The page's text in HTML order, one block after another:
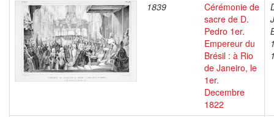
1839
Cérémonie de
sacre de D.
Pedro 1er.
Empereur du
Brésil : à Rio
de Janeiro, le
1er.
Decembre
1822